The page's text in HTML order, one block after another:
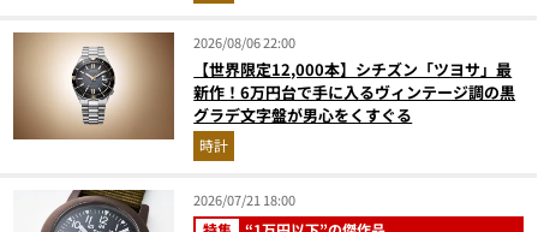
2026/08/06 22:00
【世界限定12,000本】シチズン「ツヨサ」最
新作！6万円台で手に入るヴィンテージ調の黒
グラデ文字盤が男心をくすぐる
時計
2026/07/21 18:00